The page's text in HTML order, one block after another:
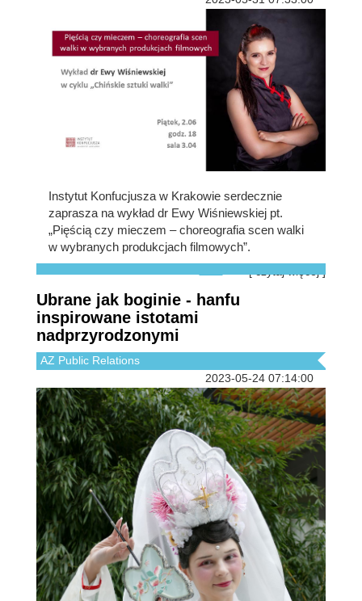
Instytut Konfucjusza w Krakowie serdecznie
zaprasza na wykład dr Ewy Wiśniewskiej pt.
„Pięścią czy mieczem – choreografia scen walki
w wybranych produkcjach filmowych”.
[ czytaj więcej ]
Ubrane jak boginie - hanfu
inspirowane istotami
nadprzyrodzonymi
AZ Public Relations
2023-05-24 07:14:00